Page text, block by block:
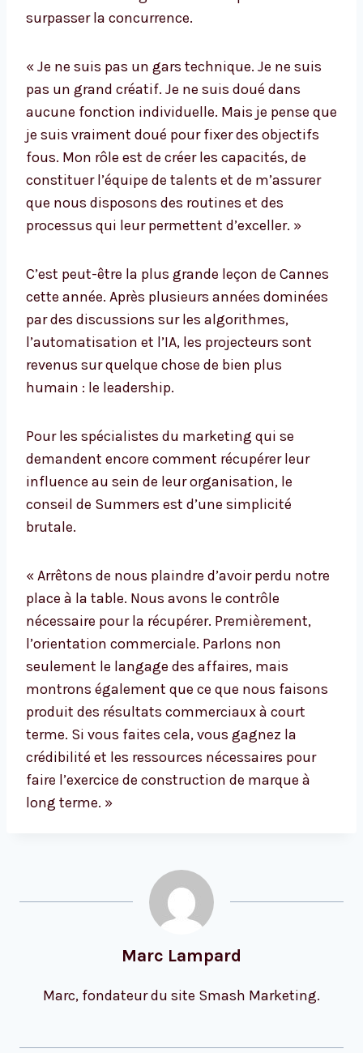
surpasser la concurrence.
« Je ne suis pas un gars technique. Je ne suis
pas un grand créatif. Je ne suis doué dans
aucune fonction individuelle. Mais je pense que
je suis vraiment doué pour fixer des objectifs
fous. Mon rôle est de créer les capacités, de
constituer l’équipe de talents et de m’assurer
que nous disposons des routines et des
processus qui leur permettent d’exceller. »
C’est peut-être la plus grande leçon de Cannes
cette année. Après plusieurs années dominées
par des discussions sur les algorithmes,
l’automatisation et l’IA, les projecteurs sont
revenus sur quelque chose de bien plus
humain : le leadership.
Pour les spécialistes du marketing qui se
demandent encore comment récupérer leur
influence au sein de leur organisation, le
conseil de Summers est d’une simplicité
brutale.
« Arrêtons de nous plaindre d’avoir perdu notre
place à la table. Nous avons le contrôle
nécessaire pour la récupérer. Premièrement,
l’orientation commerciale. Parlons non
seulement le langage des affaires, mais
montrons également que ce que nous faisons
produit des résultats commerciaux à court
terme. Si vous faites cela, vous gagnez la
crédibilité et les ressources nécessaires pour
faire l’exercice de construction de marque à
long terme. »
Marc Lampard
Marc, fondateur du site Smash Marketing.